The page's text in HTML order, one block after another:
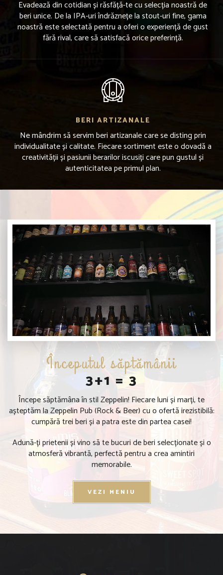
Evadează din cotidian și răsfăță-te cu selecția noastră de
beri unice. De la IPA-uri îndrăznețe la stout-uri fine, gama
noastră este selectată pentru a oferi o experiență de gust
fără rival, care să satisfacă orice preferință.
BERI ARTIZANALE
Ne mândrim să servim beri artizanale care se disting prin
individualitate și calitate. Fiecare sortiment este o dovadă a
creativității și pasiunii berarilor iscusiți care pun gustul și
autenticitatea pe primul plan.
Începutul săptămânii
3+1 = 3
Începe săptămâna în stil Zeppelin! Fiecare luni și marți, te
așteptăm la Zeppelin Pub (Rock & Beer) cu o ofertă irezistibilă:
cumpără trei beri și a patra este din partea casei!
Adună-ți prietenii și vino să te bucuri de beri selecționate și o
atmosferă vibrantă, perfectă pentru a crea amintiri
memorabile.
VEZI MENIU